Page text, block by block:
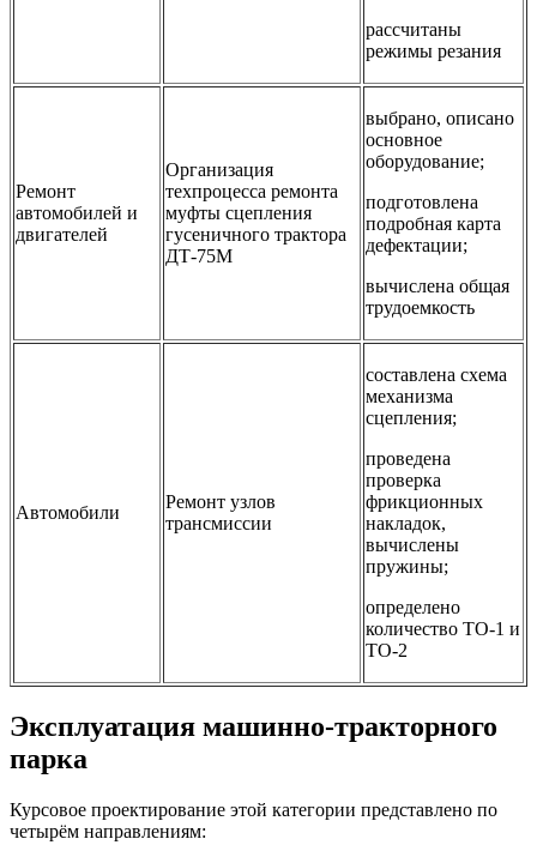
рассчитаны
режимы резания
Ремонт
автомобилей и
двигателей
Организация
техпроцесса ремонта
муфты сцепления
гусеничного трактора
ДТ-75М
выбрано, описано
основное
оборудование;
подготовлена
подробная карта
дефектации;
вычислена общая
трудоемкость
Автомобили
Ремонт узлов
трансмиссии
составлена схема
механизма
сцепления;
проведена
проверка
фрикционных
накладок,
вычислены
пружины;
определено
количество ТО-1 и
ТО-2
Эксплуатация машинно-тракторного
парка
Курсовое проектирование этой категории представлено по
четырём направлениям: